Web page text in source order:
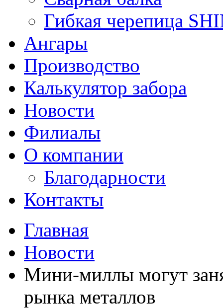
Гибкая черепица
Ангары
Производство
Калькулятор забора
Новости
Филиалы
О компании
Благодарности
Контакты
Главная
Новости
Мини-миллы могут
рынка металлов